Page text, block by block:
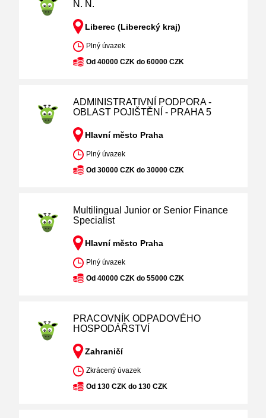
N. N.
Liberec (Liberecký kraj)
Plný úvazek
Od 40000 CZK do 60000 CZK
ADMINISTRATIVNÍ PODPORA -
OBLAST POJIŠTĚNÍ - PRAHA 5
Hlavní město Praha
Plný úvazek
Od 30000 CZK do 30000 CZK
Multilingual Junior or Senior Finance
Specialist
Hlavní město Praha
Plný úvazek
Od 40000 CZK do 55000 CZK
PRACOVNÍK ODPADOVÉHO
HOSPODÁŘSTVÍ
Zahraničí
Zkrácený úvazek
Od 130 CZK do 130 CZK